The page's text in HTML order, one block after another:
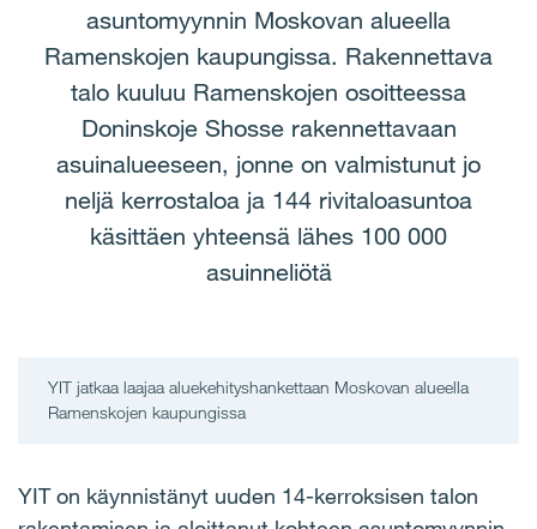
asuntomyynnin Moskovan alueella
Ramenskojen kaupungissa. Rakennettava
talo kuuluu Ramenskojen osoitteessa
Doninskoje Shosse rakennettavaan
asuinalueeseen, jonne on valmistunut jo
neljä kerrostaloa ja 144 rivitaloasuntoa
käsittäen yhteensä lähes 100 000
asuinneliötä
YIT jatkaa laajaa aluekehityshankettaan Moskovan alueella
Ramenskojen kaupungissa
YIT on käynnistänyt uuden 14-kerroksisen talon